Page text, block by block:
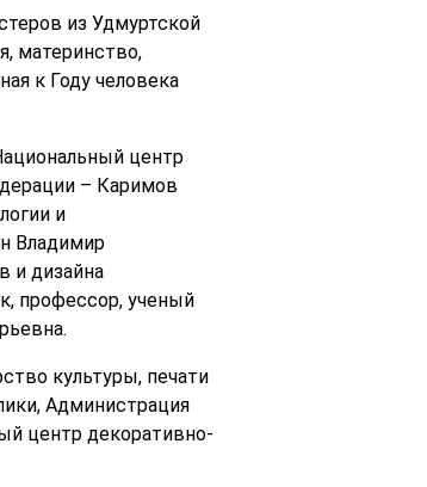
из Удмуртской
материнство,
к Году человека
центр
– Каримов
и
Владимир
и дизайна
профессор, ученый
культуры, печати
Администрация
центр декоративно-